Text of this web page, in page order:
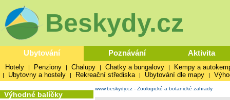
Beskydy.cz
Ubytování Poznávání Aktivita
Hotely | Penziony | Chalupy | Chatky a bungalovy | Kempy a
| Ubytovny a hostely | Rekreační střediska | Ubytování dle mapy |
Výhodné balíčky
www.beskydy.cz - Zoologické a botanické zahrady